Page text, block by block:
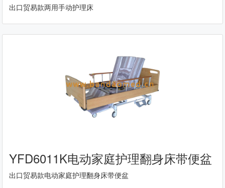
出口贸易款两用手动护理床
YFD6011K电动家庭护理翻身床带便盆
出口贸易款电动家庭护理翻身床带便盆